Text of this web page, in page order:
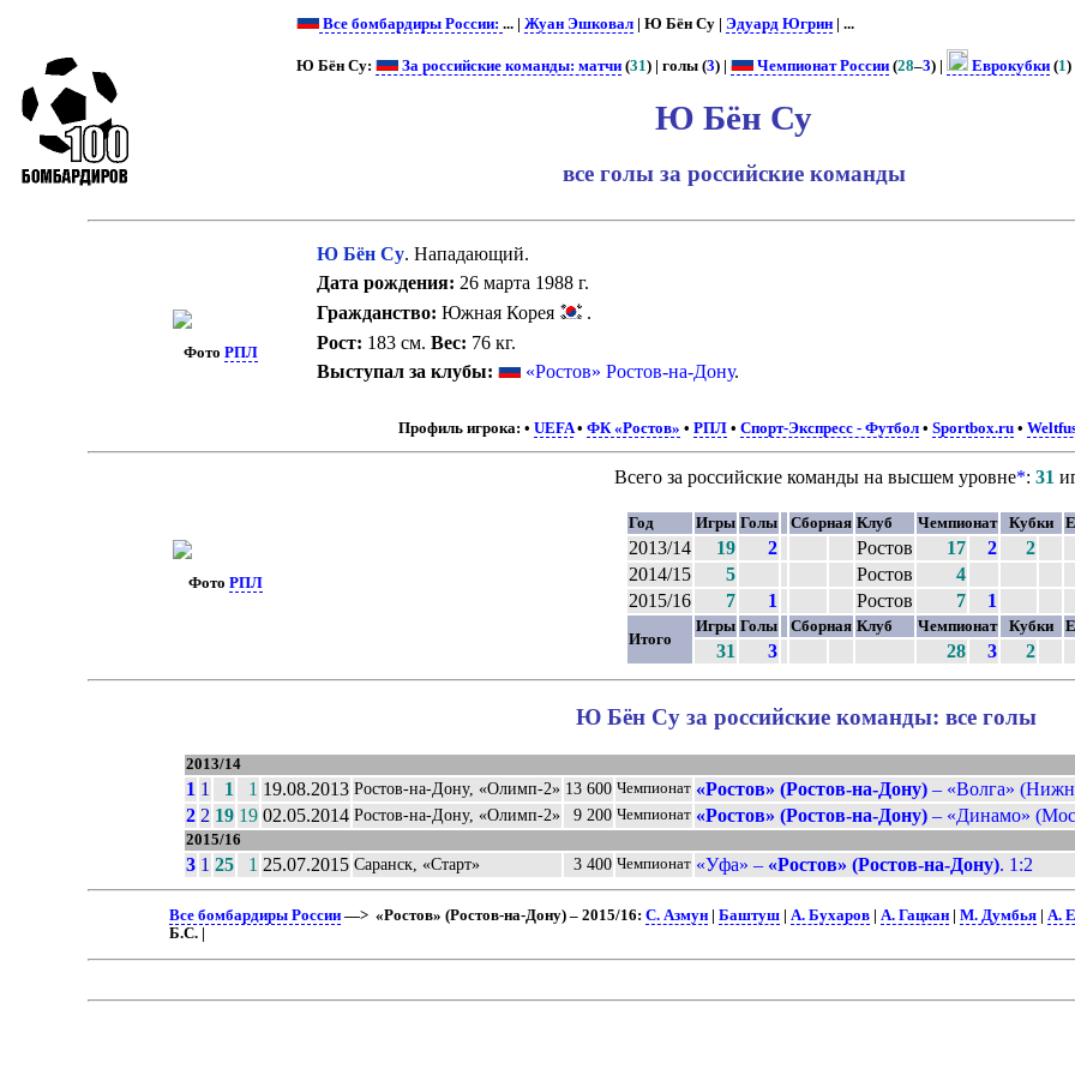
Все бомбардиры России:... |Жуан Эшковал | Ю Бён Су | Эдуард Югрин | ...
Ю Бён Су: За российские команды: матчи (31) | голы (3) | Чемпионат России (28–3) | Еврокубки (1)
Ю Бён Су
все голы за российские команды
Фото РПЛ
Ю Бён Су. Нападающий.
Дата рождения: 26 марта 1988 г.
Гражданство: Южная Корея
.
Рост: 183 см. Вес: 76 кг.
Выступал за клубы:
«Ростов» Ростов-на-Дону.
Профиль игрока: • UEFA• ФК «Ростов» • РПЛ• Спорт-Экспресс - Футбол• Sportbox.ru•
Фото РПЛ
Всего за российские команды на высшем уровне*: 31
Год Игры Голы Сборная Клуб Чемпионат Кубки
2013/14 19 2 Ростов 17 2
2
2014/15
5 Ростов 4
2015/16
7 1 Ростов 7 1
Итого
Игры Голы Сборная Клуб Чемпионат Кубки
31 3 28 3 2
Ю Бён Су за российские команды: все голы
2013/14
1 1 1 1 19.08.2013 Ростов-на-Дону, «Олимп-2» 13 600 Чемпионат «Ростов» (Ростов-на-Дону)– «Волга»
2 2 19 19 02.05.2014 Ростов-на-Дону, «Олимп-2» 9 200 Чемпионат «Ростов» (Ростов-на-Дону)– «Динамо»
2015/16
3 1 25 1 25.07.2015 Саранск, «Старт» 3 400 Чемпионат «Уфа» – «Ростов» (Ростов-на-Дону). 1:2
Все бомбардиры России—> «Ростов» (Ростов-на-Дону) – 2015/16: С. Азмун| Баштуш| А. Бухаров| А. Гацкан| М. Думбья| А.
Б.С. |